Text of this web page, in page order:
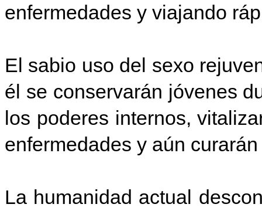
enfermedades y viajando
El sabio uso del sexo
él se conservarán jóvenes
los poderes internos,
enfermedades y aún
La humanidad actual